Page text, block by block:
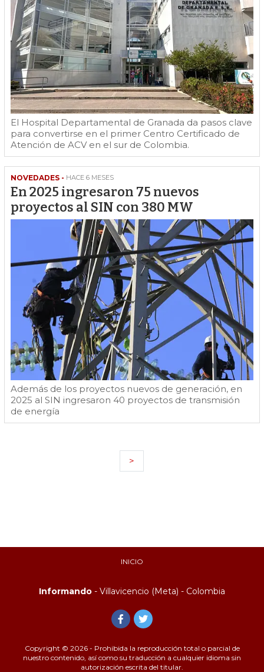
El Hospital Departamental de Granada da pasos clave
para convertirse en el primer Centro Certificado de
Atención de ACV en el sur de Colombia.
NOVEDADES - HACE 6 MESES
En 2025 ingresaron 75 nuevos
proyectos al SIN con 380 MW
Además de los proyectos nuevos de generación, en
2025 al SIN ingresaron 40 proyectos de transmisión
de energía
>
INICIO
Informando - Villavicencio (Meta) - Colombia
Copyright © 2026 - Prohibida la reproducción total o parcial de
nuestro contenido, así como su traducción a cualquier idioma sin
autorización escrita del titular.